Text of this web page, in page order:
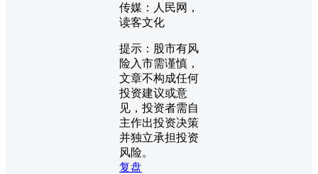
传媒：人民网，
读客文化
提示：股市有风
险入市需谨慎，
文章不构成任何
投资建议或意
见，投资者需自
主作出投资决策
并独立承担投资
风险。
复盘